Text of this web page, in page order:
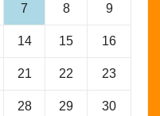
7 8 9
14 15 16
21 22 23
28 29 30